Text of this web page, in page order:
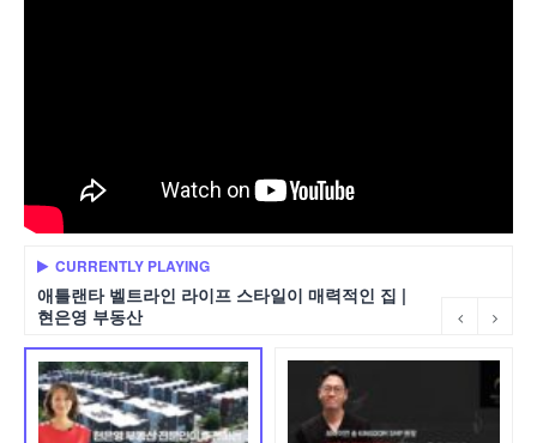
CURRENTLY PLAYING
애틀랜타 벨트라인 라이프 스타일이 매력적인 집 |
현은영 부동산